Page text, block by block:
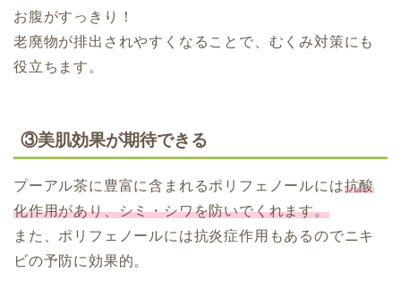
お腹がすっきり！
老廃物が排出されやすくなることで、むくみ対策にも
役立ちます。
③美肌効果が期待できる
プーアル茶に豊富に含まれるポリフェノールには抗酸
化作用があり、シミ・シワを防いでくれます。
また、ポリフェノールには抗炎症作用もあるのでニキ
ビの予防に効果的。